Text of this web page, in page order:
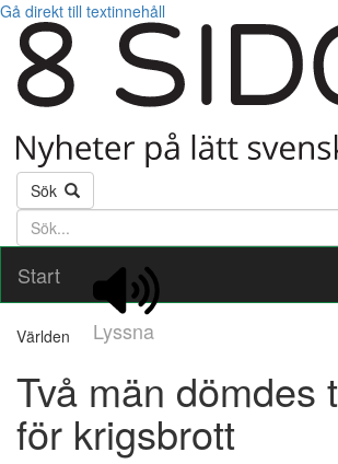
Gå direkt till textinnehåll
Sök
Söktext
Start
Lyssna
Världen
Två män dömdes
för krigsbrott